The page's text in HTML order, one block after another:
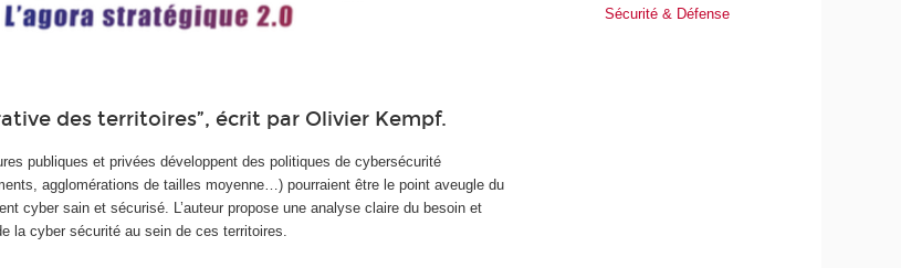
des territoires”, écrit par Olivier Kempf.
publiques et privées développent des politiques de cybersécurité
agglomérations de tailles moyenne…) pourraient être le point aveugle du
cyber sain et sécurisé. L’auteur propose une analyse claire du besoin et
la cyber sécurité au sein de ces territoires.
Sécurité & Défense